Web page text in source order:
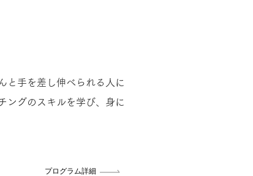
と手を差し伸べられる人に
ングのスキルを学び、身に
プログラム詳細